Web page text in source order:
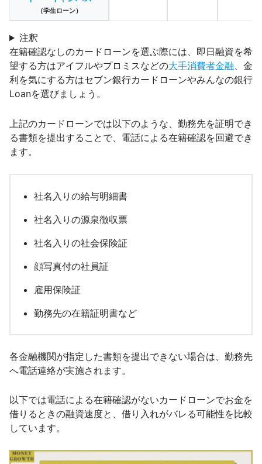
（学生ローン）
注釈
在籍確認なしのカードローンを選ぶ際には、即日融資を希
望する方はアイフルやプロミスなどの大手消費者金融、金
利を気にする方はセブン銀行カードローンやみんなの銀行
Loanを選びましょう。
上記のカードローンでは以下のような、勤務先を証明でき
る書類を提出することで、電話による在籍確認を回避でき
ます。
社名入りの給与明細書
社名入りの源泉徴収票
社名入りの社会保険証
顔写真付の社員証
雇用保険証
勤務先の在籍証明書など
各金融機関が指定した書類を提出できない場合は、勤務先
へ電話連絡が実施されます。
以下では電話による在籍確認がないカードローンでお金を
借りるときの融資速度と、借り入れがバレる可能性を比較
しています。